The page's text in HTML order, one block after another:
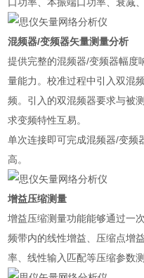
混频器/变频器矢量测量分析
提供完整的混频器/变频器幅度
量能力。校准过程中引入双混
频。引入的双混频器要求与被
求变频特性互易。
单次连接即可完成混频器/变频
高。
增益压缩测量
增益压缩测量功能能够通过一
频带内的线性增益、压缩点增
率、线性输入匹配等压缩参数测